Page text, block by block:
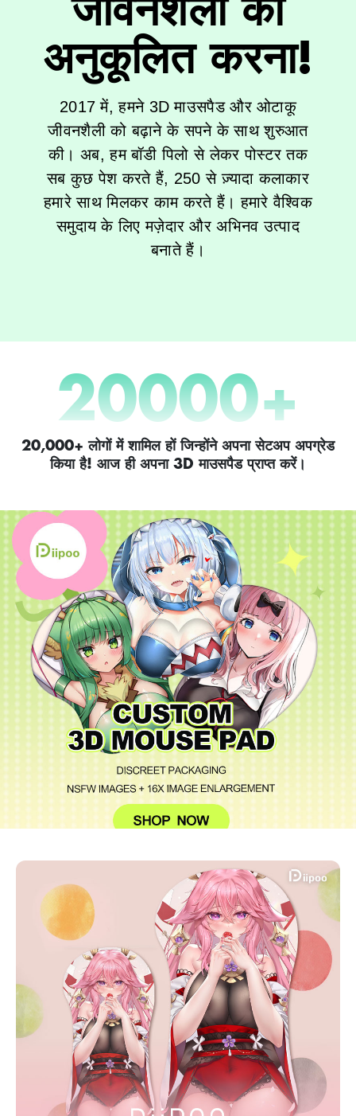
अनुकूलित करना!
2017 में, हमने 3D माउसपैड और ओटाकू
जीवनशैली को बढ़ाने के सपने के साथ शुरुआत
की। अब, हम बॉडी पिलो से लेकर पोस्टर तक
सब कुछ पेश करते हैं, 250 से ज़्यादा कलाकार
हमारे साथ मिलकर काम करते हैं। हमारे वैश्विक
समुदाय के लिए मज़ेदार और अभिनव उत्पाद
बनाते हैं।
20000+
20,000+ लोगों में शामिल हों जिन्होंने अपना सेटअप अपग्रेड
किया है! आज ही अपना 3D माउसपैड प्राप्त करें।